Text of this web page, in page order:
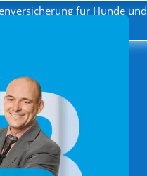
für Hunde und